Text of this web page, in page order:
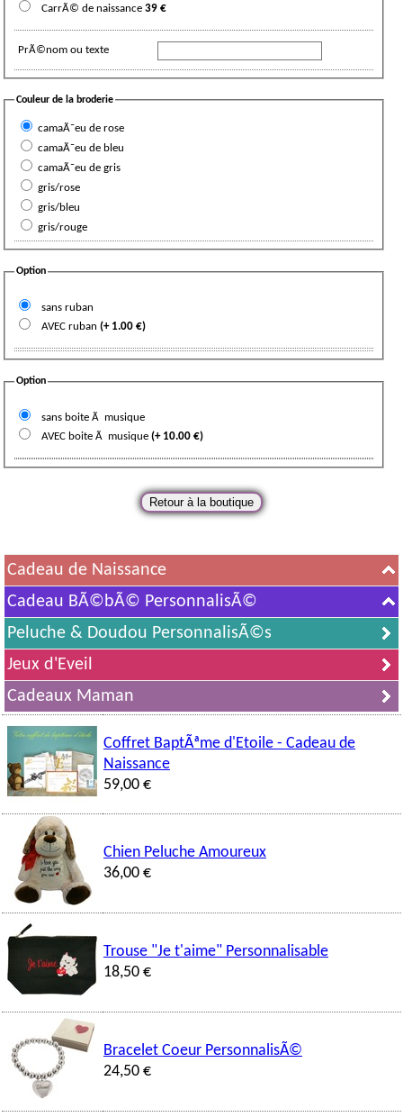
CarrÃ© de naissance 39€
PrÃ©nom ou texte
Couleur de la broderie
camaÃ¯eu de rose
camaÃ¯eu de bleu
camaÃ¯eu de gris
gris/rose
gris/bleu
gris/rouge
Option
sans ruban
AVEC ruban (+ 1.00€)
Option
sans boite Ã musique
AVEC boite Ã musique (+ 10.00€)
Cadeau de Naissance
Cadeau BÃ©bÃ© PersonnalisÃ©
Peluche & Doudou PersonnalisÃ©s
Jeux d'Eveil
Cadeaux Maman
Coffret BaptÃªme d'Etoile - Cadeau de
Naissance
59,00 €
Chien Peluche Amoureux
36,00 €
Trouse "Je t'aime" Personnalisable
18,50 €
Bracelet Coeur PersonnalisÃ©
24,50 €